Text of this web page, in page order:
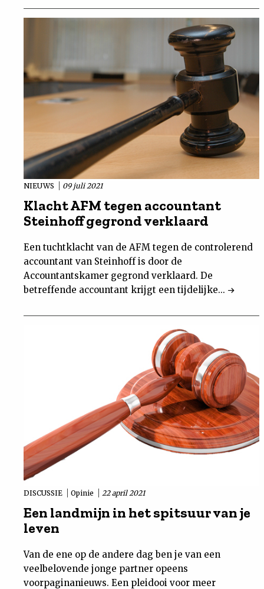
NIEUWS 09 juli 2021
Klacht AFM tegen accountant
Steinhoff gegrond verklaard
Een tuchtklacht van de AFM tegen de controlerend
accountant van Steinhoff is door de
Accountantskamer gegrond verklaard. De
betreffende accountant krijgt een tijdelijke...
DISCUSSIE Opinie 22 april 2021
Een landmijn in het spitsuur van je
leven
Van de ene op de andere dag ben je van een
veelbelovende jonge partner opeens
voorpaginanieuws. Een pleidooi voor meer